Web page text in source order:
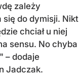
zależy
do dymisji. Nikt
chciał u niej
sensu. No chyba
– dodaje
Jadczak.